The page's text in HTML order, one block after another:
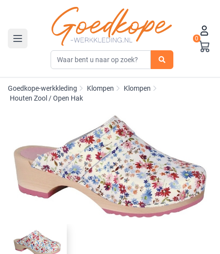
Toggle navigation
0
Goedkope-werkkleding Klompen
Klompen
Houten Zool / Open Hak